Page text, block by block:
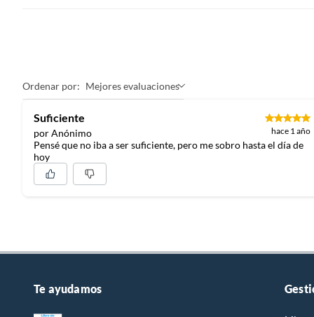
Ordenar por: Mejores evaluaciones
Suficiente
por Anónimo hace 1 año
Pensé que no iba a ser suficiente, pero me sobro hasta el día de
hoy
Te ayudamos